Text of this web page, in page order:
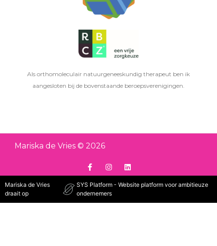
Als orthomoleculair natuurgeneeskundig therapeut ben ik
aangesloten bij de bovenstaande beroepsverenigingen.
Mariska de Vries © 2026
Mariska de Vries
draait op
SYS Platform - Website platform voor ambitieuze
ondernemers